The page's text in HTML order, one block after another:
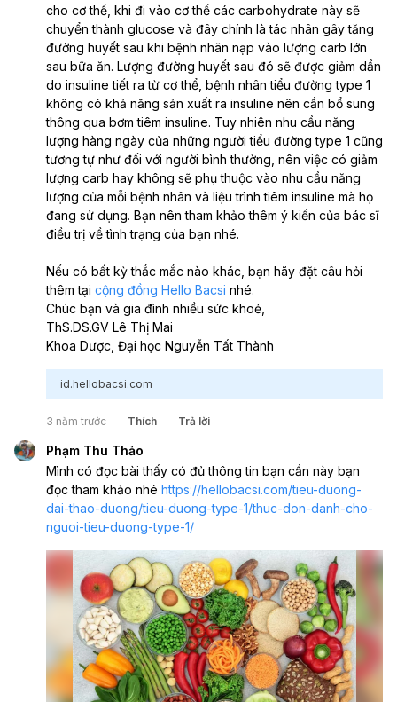
cho cơ thể, khi đi vào cơ thể các carbohydrate này sẽ
chuyển thành glucose và đây chính là tác nhân gây tăng
đường huyết sau khi bệnh nhân nạp vào lượng carb lớn
sau bữa ăn. Lượng đường huyết sau đó sẽ được giảm dần
do insuline tiết ra từ cơ thể, bệnh nhân tiểu đường type 1
không có khả năng sản xuất ra insuline nên cần bổ sung
thông qua bơm tiêm insuline. Tuy nhiên nhu cầu năng
lượng hàng ngày của những người tiểu đường type 1 cũng
tương tự như đối với người bình thường, nên việc có giảm
lượng carb hay không sẽ phụ thuộc vào nhu cầu năng
lượng của mỗi bệnh nhân và liệu trình tiêm insuline mà họ
đang sử dụng. Bạn nên tham khảo thêm ý kiến của bác sĩ
điều trị về tình trạng của bạn nhé.
Nếu có bất kỳ thắc mắc nào khác, bạn hãy đặt câu hỏi
thêm tại cộng đồng Hello Bacsi nhé.
Chúc bạn và gia đình nhiều sức khoẻ,
ThS.DS.GV Lê Thị Mai
Khoa Dược, Đại học Nguyễn Tất Thành
id.hellobacsi.com
3 năm trước Thích Trả lời
Phạm Thu Thảo
Mình có đọc bài thấy có đủ thông tin bạn cần này bạn
đọc tham khảo nhé https://hellobacsi.com/tieu-duong-
dai-thao-duong/tieu-duong-type-1/thuc-don-danh-cho-
nguoi-tieu-duong-type-1/